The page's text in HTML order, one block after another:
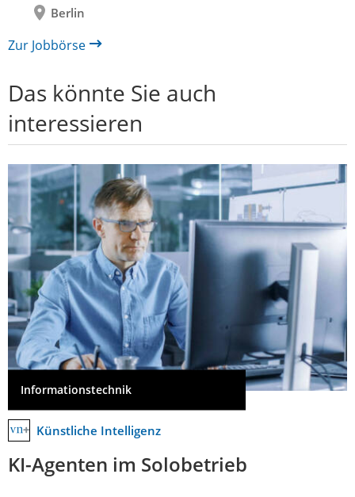
Berlin
Zur Jobbörse
Das könnte Sie auch
interessieren
Informationstechnik
Künstliche Intelligenz
KI-Agenten im Solobetrieb